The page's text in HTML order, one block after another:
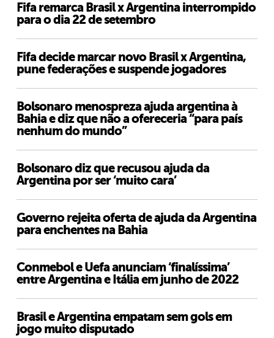
Fifa remarca Brasil x Argentina interrompido
para o dia 22 de setembro
Fifa decide marcar novo Brasil x Argentina,
pune federações e suspende jogadores
Bolsonaro menospreza ajuda argentina à
Bahia e diz que não a ofereceria “para país
nenhum do mundo”
Bolsonaro diz que recusou ajuda da
Argentina por ser ‘muito cara’
Governo rejeita oferta de ajuda da Argentina
para enchentes na Bahia
Conmebol e Uefa anunciam ‘finalíssima’
entre Argentina e Itália em junho de 2022
Brasil e Argentina empatam sem gols em
jogo muito disputado